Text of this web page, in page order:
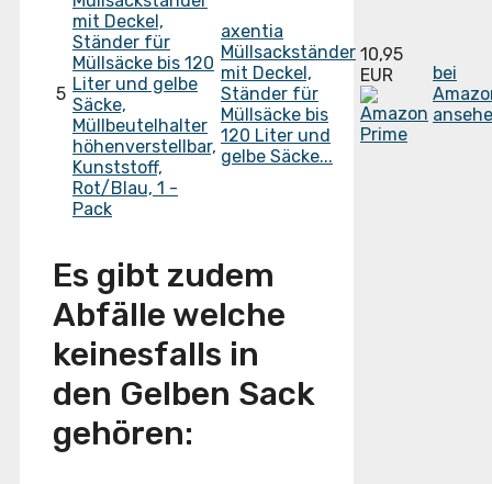
5
axentia
Müllsackständer
mit Deckel,
Ständer für
Müllsäcke bis
120 Liter und
gelbe Säcke...
10,95
EUR
bei
Es gibt zudem
Abfälle welche
keinesfalls in
den Gelben Sack
gehören: